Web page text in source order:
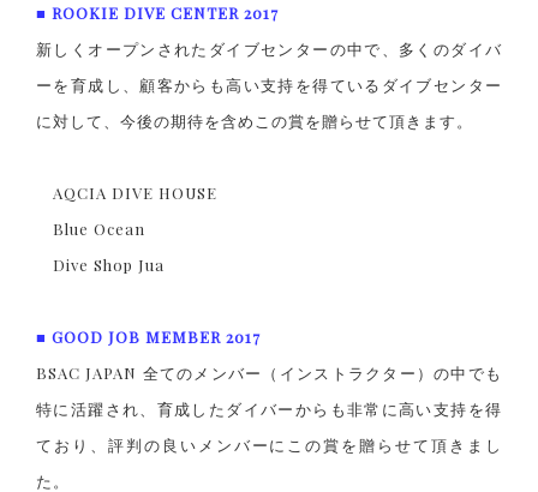
■ ROOKIE DIVE CENTER 2017
新しくオープンされたダイブセンターの中で、多くのダイバ
ーを育成し、顧客からも高い支持を得ているダイブセンター
に対して、今後の期待を含めこの賞を贈らせて頂きます。
AQCIA DIVE HOUSE
Blue Ocean
Dive Shop Jua
■ GOOD JOB MEMBER 2017
BSAC JAPAN 全てのメンバー（インストラクター）の中でも
特に活躍され、育成したダイバーからも非常に高い支持を得
ており、評判の良いメンバーにこの賞を贈らせて頂きまし
た。